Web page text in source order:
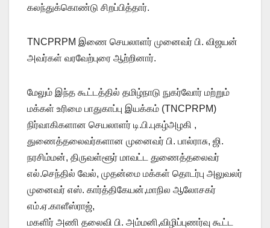
கலந்துக்கொண்டு சிறப்பித்தார்.
TNCPRPM இணை செயலாளர் முனைவர் பி. விஜயன்
அவர்கள் வரவேற்புரை ஆற்றினார்.
மேலும் இந்த கூட்டத்தில் தமிழ்நாடு நுகர்வோர் மற்றும்
மக்கள் உரிமை பாதுகாப்பு இயக்கம் (TNCPRPM)
நிர்வாகிகளான செயலாளர் டி.பி.புகழ்அழகி ,
துணைத்தலைவர்களான முனைவர் பி. பால்ராசு, ஜி.
நரசிம்மன், திருவள்ளூர் மாவட்ட துணைத்தலைவர்
எல்.செந்தில் வேல், முதன்மை மக்கள் தொடர்பு அலுவலர்
முனைவர் எஸ். கார்த்திகேயன்,மாநில ஆலோசகர்
எம்.ஏ.காளீஸ்ராஜ்,
மகளிர் அணி தலைவி பி. அம்மனி,விழிப்புணர்வு கூட்ட